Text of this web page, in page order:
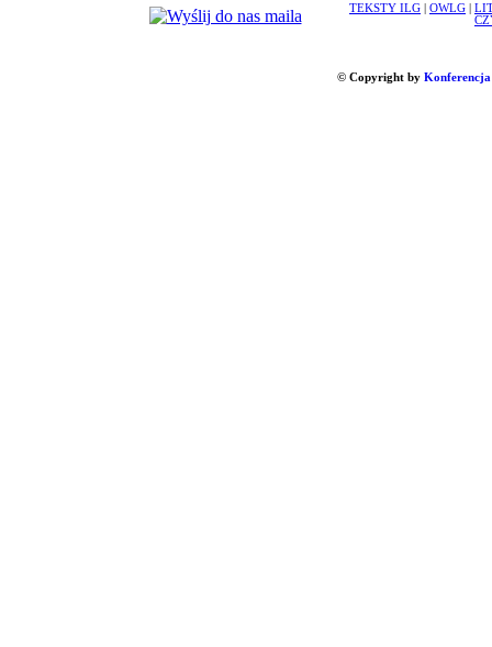
TEKSTY ILG OWLG
© Copyright by Konferencja